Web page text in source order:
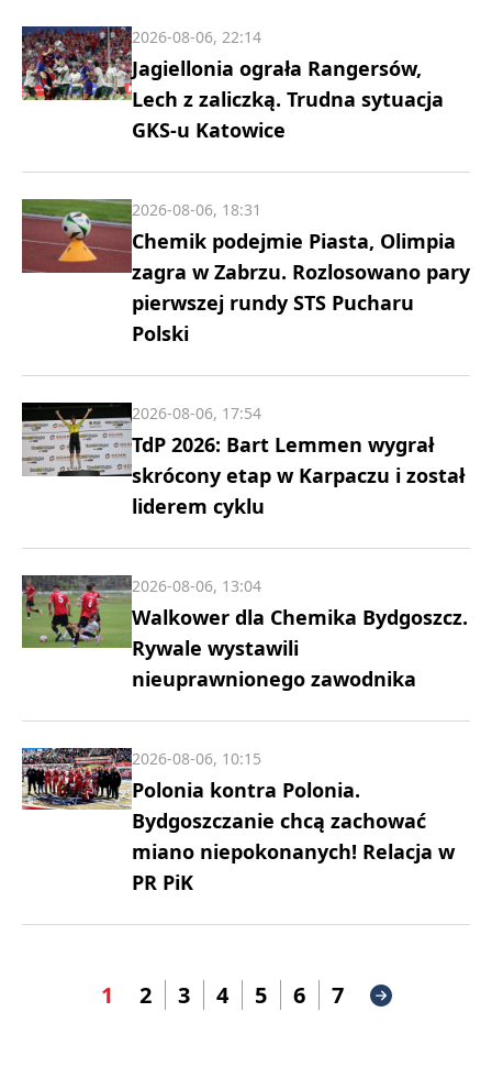
Jagiellonia ograła Rangersów,
Lech z zaliczką. Trudna sytuacja
GKS-u Katowice
2026-08-06, 22:14
Chemik podejmie Piasta, Olimpia
zagra w Zabrzu. Rozlosowano pary
pierwszej rundy STS Pucharu
Polski
2026-08-06, 18:31
TdP 2026: Bart Lemmen wygrał
skrócony etap w Karpaczu i został
liderem cyklu
2026-08-06, 17:54
Walkower dla Chemika Bydgoszcz.
Rywale wystawili
nieuprawnionego zawodnika
2026-08-06, 13:04
Polonia kontra Polonia.
Bydgoszczanie chcą zachować
miano niepokonanych! Relacja w
PR PiK
2026-08-06, 10:15
1 2 3 4 5 6 7